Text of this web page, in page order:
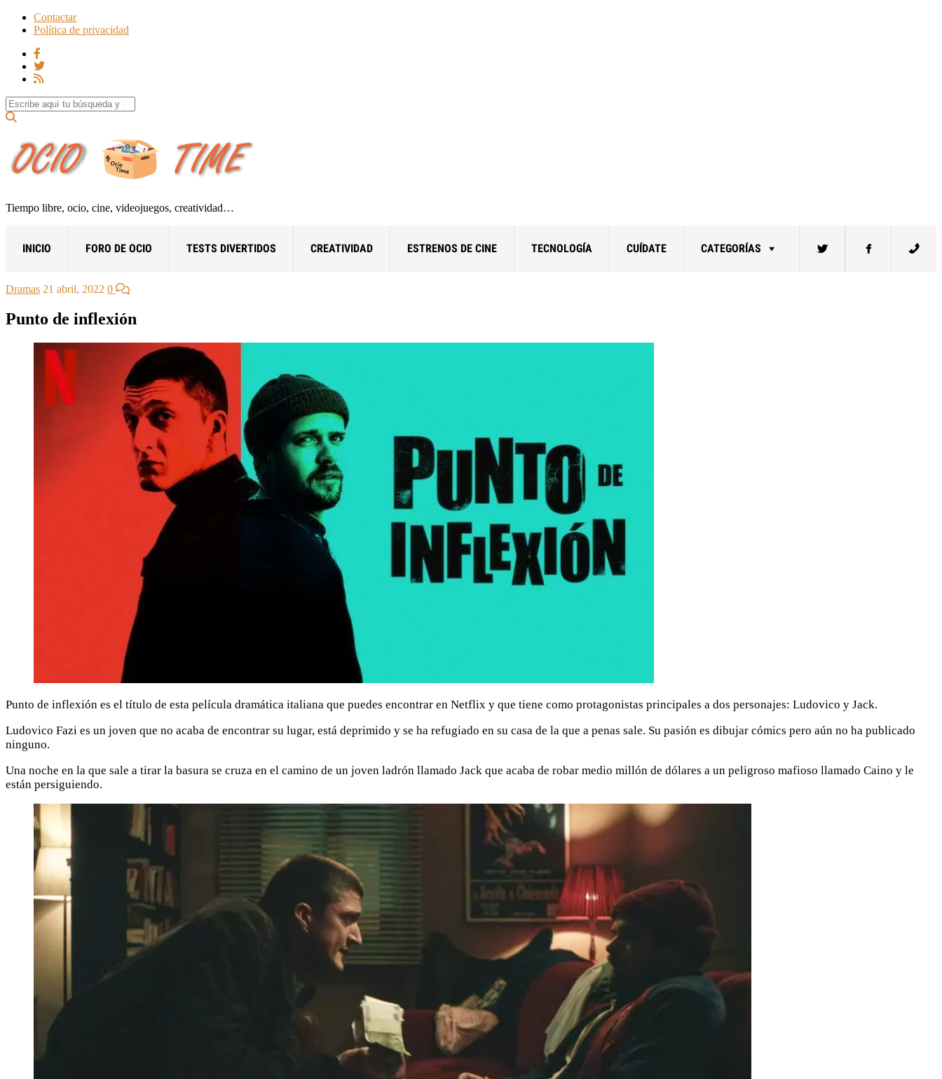
Contactar
Política de privacidad
Search for:
Tiempo libre, ocio, cine, videojuegos, creatividad…
INICIO FORO DE OCIO TESTS DIVERTIDOS CREATIVIDAD ESTRENOS DE CINE TECNOLOGÍA CUÍDATE CATEGORÍAS
Dramas 21 abril, 2022 0
Punto de inflexión
Punto de inflexión es el título de esta película dramática italiana que puedes encontrar en Netflix y que tiene como protagonistas principales a dos personajes: Ludovico y Jack.
Ludovico Fazi es un joven que no acaba de encontrar su lugar, está deprimido y se ha refugiado en su casa de la que a penas sale. Su pasión es dibujar cómics pero aún no ha publicado
ninguno.
Una noche en la que sale a tirar la basura se cruza en el camino de un joven ladrón llamado Jack que acaba de robar medio millón de dólares a un peligroso mafioso llamado Caino y le
están persiguiendo.